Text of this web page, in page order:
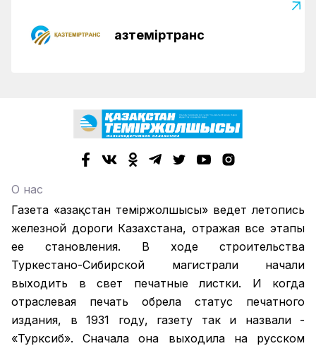
Қазтеміртранс
О нас
Газета «Қазақстан теміржолшысы» ведет летопись
железной дороги Казахстана, отражая все этапы
ее становления. В ходе строительства
Туркестано-Сибирской магистрали начали
выходить в свет печатные листки. И когда
отраслевая печать обрела статус печатного
издания, в 1931 году, газету так и назвали -
«Турксиб». Сначала она выходила на русском